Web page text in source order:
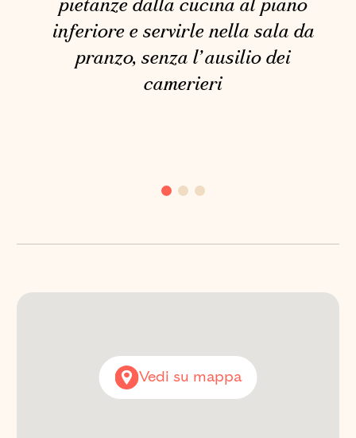
pietanze dalla cucina al piano
inferiore e servirle nella sala da
pranzo, senza l’ausilio dei
camerieri
PALAZZINA CINESE DI
Vedi su mappa